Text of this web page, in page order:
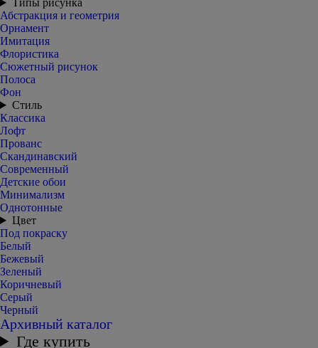
Типы рисунка
Абстракция и геометрия
Орнамент
Имитация
Флористика
Сюжетный рисунок
Полоса
Фон
Стиль
Классика
Лофт
Прованс
Скандинавский
Современный
Детские обои
Минимализм
Однотонные
Цвет
Под покраску
Белый
Бежевый
Зеленый
Коричневый
Серый
Черный
Архивный каталог
Где купить